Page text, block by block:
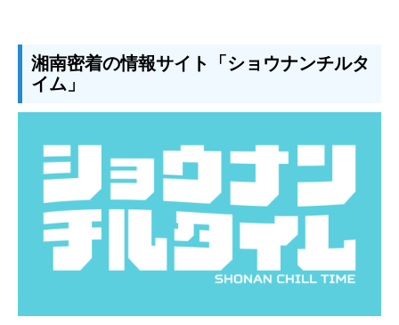
湘南密着の情報サイト「ショウナンチルタ
イム」